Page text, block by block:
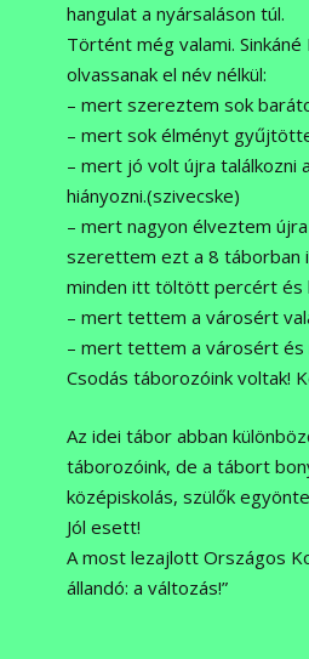
hangulat a nyársaláson túl.
Történt még valami.
olvassanak el név nélkül:
– mert szereztem sok
– mert sok élményt
– mert jó volt újra találkozni
hiányozni.(szivecske)
– mert nagyon élveztem
szerettem ezt a 8 táborban
minden itt töltött percért és
– mert tettem a városért
– mert tettem a városért és
Csodás táborozóink voltak!
Az idei tábor abban
táborozóink, de a tábort
középiskolás, szülők
Jól esett!
A most lezajlott Országos
állandó: a változás!”